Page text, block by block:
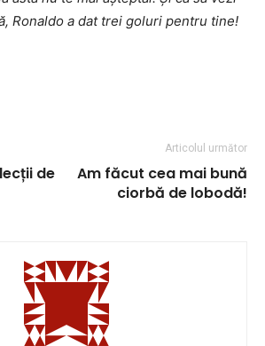
Ronaldo a dat trei goluri pentru tine!
de
Articolul următor
Am făcut cea mai bună
ciorbă de lobodă!